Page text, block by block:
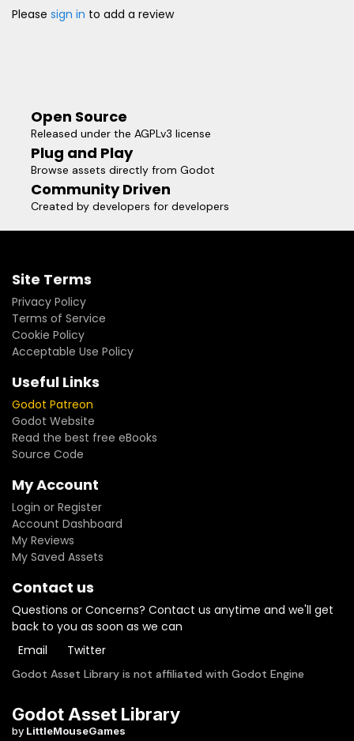
Please sign in to add a review
Open Source
Released under the AGPLv3 license
Plug and Play
Browse assets directly from Godot
Community Driven
Created by developers for developers
Site Terms
Privacy Policy
Terms of Service
Cookie Policy
Acceptable Use Policy
Useful Links
Godot Patreon
Godot Website
Read the best free eBooks
Source Code
My Account
Login or Register
Account Dashboard
My Reviews
My Saved Assets
Contact us
Questions or Concerns? Contact us anytime and we'll get
back to you as soon as we can
Email
Twitter
Godot Asset Library is not affiliated with Godot Engine
Godot Asset Library
by LittleMouseGames